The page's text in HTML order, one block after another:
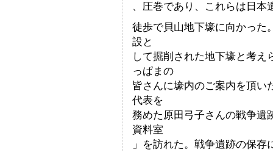
、圧巻であり、これらは日本
徒歩で貝山地下壕に向かった
設と
して掘削された地下壕と考え
っぱまの
皆さんに壕内のご案内を頂い
代表を
務めた原田弓子さんの戦争遺
資料室
」を訪れた。戦争遺跡の保